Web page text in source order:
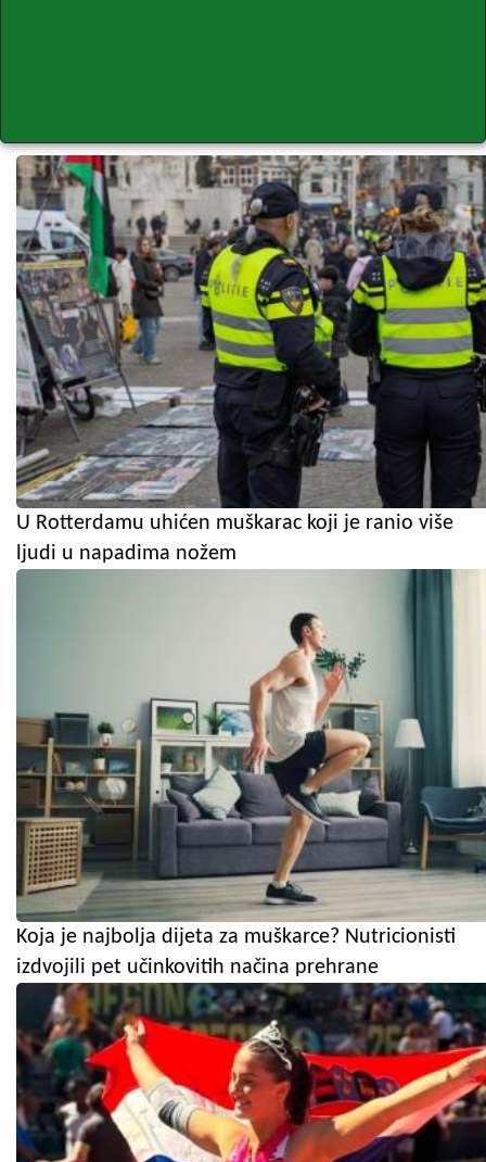
U Rotterdamu uhićen muškarac koji je ranio više
ljudi u napadima nožem
Koja je najbolja dijeta za muškarce? Nutricionisti
izdvojili pet učinkovitih načina prehrane